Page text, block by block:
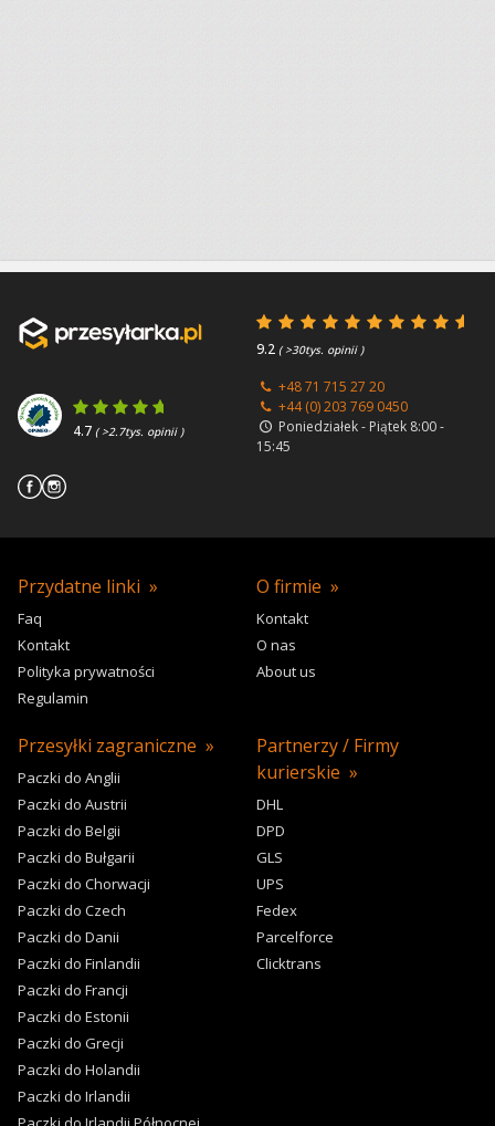
9.2 ( >30tys. opinii )
4.7 ( >2.7tys. opinii )
+48 71 715 27 20
+44 (0) 203 769 0450
Poniedziałek - Piątek 8:00 -
15:45
Przydatne linki
Faq
Kontakt
Polityka prywatności
Regulamin
O firmie
Kontakt
O nas
About us
Przesyłki zagraniczne
Paczki do Anglii
Paczki do Austrii
Paczki do Belgii
Paczki do Bułgarii
Paczki do Chorwacji
Paczki do Czech
Paczki do Danii
Paczki do Finlandii
Paczki do Francji
Paczki do Estonii
Paczki do Grecji
Paczki do Holandii
Paczki do Irlandii
Partnerzy / Firmy
kurierskie
DHL
DPD
GLS
UPS
Fedex
Parcelforce
Clicktrans